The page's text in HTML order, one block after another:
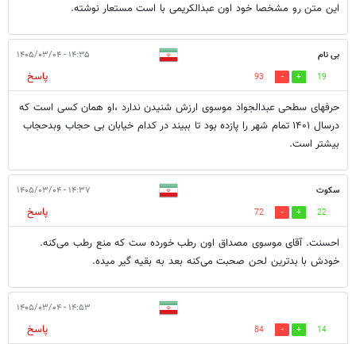
این متن رو مشخصا خود اون عبدالکریمی‌ با است مستعار نوشته.
بی نام ۱۴:۳۵ - ۱۴۰۵/۰۳/۰۴
19
93
پاسخ
حرفهای سطحی عبدالجواد موسوی ارزش شنیدن ندارد ،او همان کسی است که
درسال ۱۴۰۱ تمام شهر را پازده بود تا ببیند در کدام خیابان بی حجاب وبدحجاب
بیشتر است.
سکوت ۱۴:۳۷ - ۱۴۰۵/۰۳/۰۴
22
72
پاسخ
احسنت. آقای موسوی مصداق اون رطب خورده ست که منع رطب می‌کنه.
خودش با بدترین لحن صحبت می‌کنه بعد به بقیه گیر میده.
۱۴:۵۳ - ۱۴۰۵/۰۳/۰۴
14
84
پاسخ